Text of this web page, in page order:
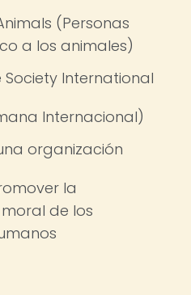
(Personas
a los animales)
Society International
Internacional)
organización
la
de los